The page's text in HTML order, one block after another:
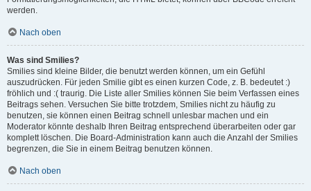
werden.
Nach oben
Was sind Smilies?
Smilies sind kleine Bilder, die benutzt werden können, um ein Gefühl
auszudrücken. Für jeden Smilie gibt es einen kurzen Code, z. B. bedeutet :)
fröhlich und :( traurig. Die Liste aller Smilies können Sie beim Verfassen eines
Beitrags sehen. Versuchen Sie bitte trotzdem, Smilies nicht zu häufig zu
benutzen, sie können einen Beitrag schnell unlesbar machen und ein
Moderator könnte deshalb Ihren Beitrag entsprechend überarbeiten oder gar
komplett löschen. Die Board-Administration kann auch die Anzahl der Smilies
begrenzen, die Sie in einem Beitrag benutzen können.
Nach oben